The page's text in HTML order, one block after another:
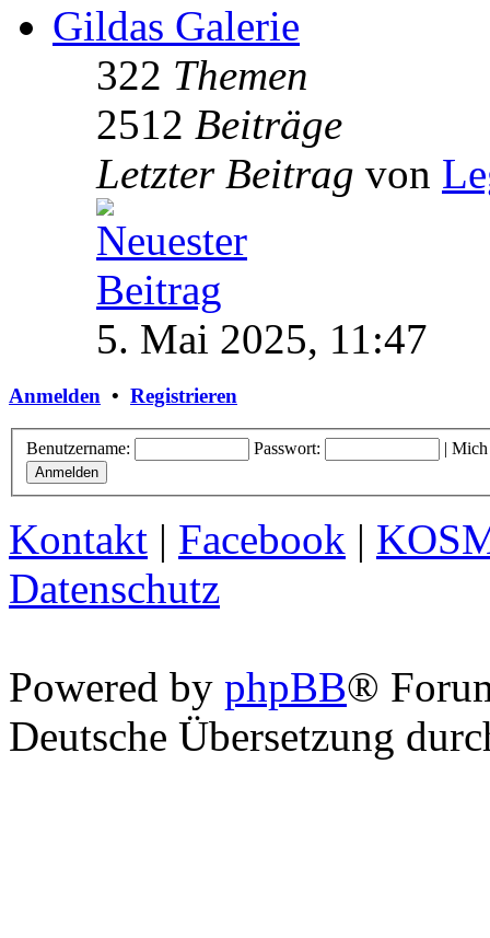
Gildas Galerie
322 Themen
2512 Beiträge
Letzter Beitrag von
5. Mai 2025, 11:47
Anmelden • Registrieren
Benutzername: Passwort: | Mich
Kontakt | Facebook |
Datenschutz
Powered by phpBB®
Deutsche Übersetzung